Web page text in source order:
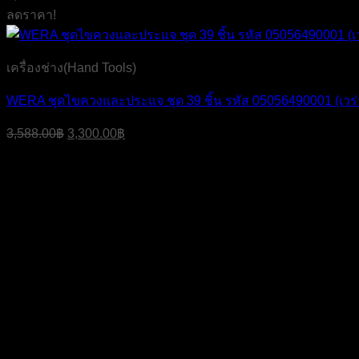
ลดราคา!
เครื่องช่าง(Hand Tools)
WERA ชุดไขควงและประแจ ชุด 39 ชิ้น รหัส 05056490001 (เว
3,588.00฿ Original
price
3,300.00฿
price